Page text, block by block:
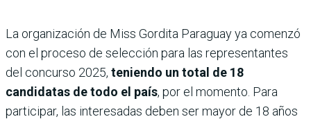
La organización de Miss Gordita Paraguay ya comenzó
con el proceso de selección para las representantes
del concurso 2025, teniendo un total de 18
candidatas de todo el país, por el momento. Para
participar, las interesadas deben ser mayor de 18 años